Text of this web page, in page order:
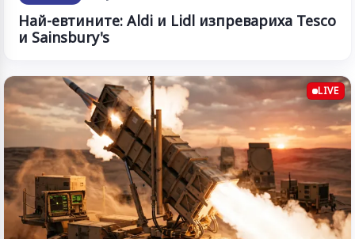
Най-евтините: Aldi и Lidl изпревариха Tesco
и Sainsbury's
LIVE